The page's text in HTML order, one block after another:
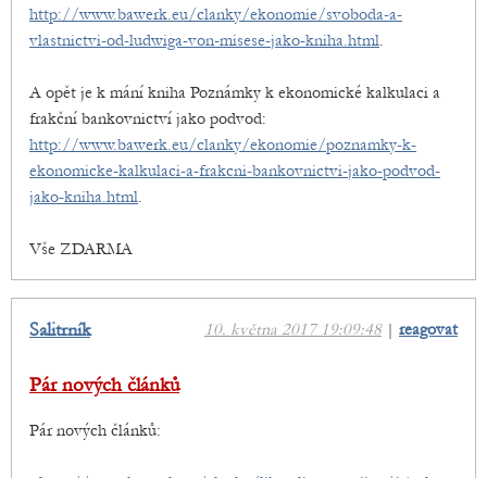
http://www.bawerk.eu/clanky/ekonomie/svoboda-a-
vlastnictvi-od-ludwiga-von-misese-jako-kniha.html.
A opět je k mání kniha Poznámky k ekonomické kalkulaci a
frakční bankovnictví jako podvod:
http://www.bawerk.eu/clanky/ekonomie/poznamky-k-
ekonomicke-kalkulaci-a-frakcni-bankovnictvi-jako-podvod-
jako-kniha.html.
Vše ZDARMA
10. května 2017 19:09:48| reagovat
Salitrník
Pár nových článků
Pár nových článků: